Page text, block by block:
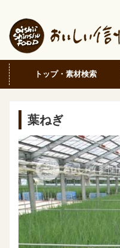
トップ・素材検索
葉ねぎ